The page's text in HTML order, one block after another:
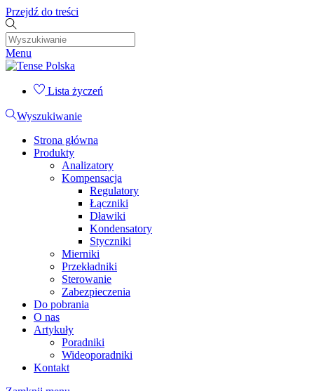
Przejdź do treści
Menu
Lista życzeń
Wyszukiwanie
Strona główna
Produkty
Analizatory
Kompensacja
Regulatory
Łączniki
Dławiki
Kondensatory
Styczniki
Mierniki
Przekładniki
Sterowanie
Zabezpieczenia
Do pobrania
O nas
Artykuły
Poradniki
Wideoporadniki
Kontakt